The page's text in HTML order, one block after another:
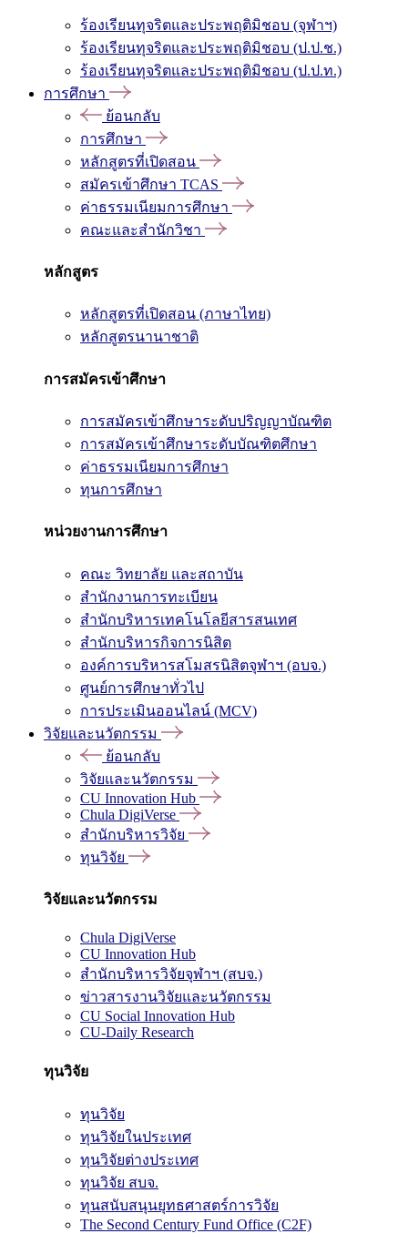
ร้องเรียนทุจริตและประพฤติมิชอบ (จุฬาฯ)
ร้องเรียนทุจริตและประพฤติมิชอบ (ป.ป.ช.)
ร้องเรียนทุจริตและประพฤติมิชอบ (ป.ป.ท.)
การศึกษา
ย้อนกลับ
การศึกษา
หลักสูตรที่เปิดสอน
สมัครเข้าศึกษา TCAS
ค่าธรรมเนียมการศึกษา
คณะและสำนักวิชา
หลักสูตร
หลักสูตรที่เปิดสอน (ภาษาไทย)
หลักสูตรนานาชาติ
การสมัครเข้าศึกษา
การสมัครเข้าศึกษาระดับปริญญาบัณฑิต
การสมัครเข้าศึกษาระดับบัณฑิตศึกษา
ค่าธรรมเนียมการศึกษา
ทุนการศึกษา
หน่วยงานการศึกษา
คณะ วิทยาลัย และสถาบัน
สำนักงานการทะเบียน
สำนักบริหารเทคโนโลยีสารสนเทศ
สำนักบริหารกิจการนิสิต
องค์การบริหารสโมสรนิสิตจุฬาฯ (อบจ.)
ศูนย์การศึกษาทั่วไป
การประเมินออนไลน์ (MCV)
วิจัยและนวัตกรรม
ย้อนกลับ
วิจัยและนวัตกรรม
CU Innovation Hub
Chula DigiVerse
สำนักบริหารวิจัย
ทุนวิจัย
วิจัยและนวัตกรรม
Chula DigiVerse
CU Innovation Hub
สำนักบริหารวิจัยจุฬาฯ (สบจ.)
ข่าวสารงานวิจัยและนวัตกรรม
CU Social Innovation Hub
CU-Daily Research
ทุนวิจัย
ทุนวิจัย
ทุนวิจัยในประเทศ
ทุนวิจัยต่างประเทศ
ทุนวิจัย สบจ.
ทุนสนับสนุนยุทธศาสตร์การวิจัย
The Second Century Fund Office (C2F)